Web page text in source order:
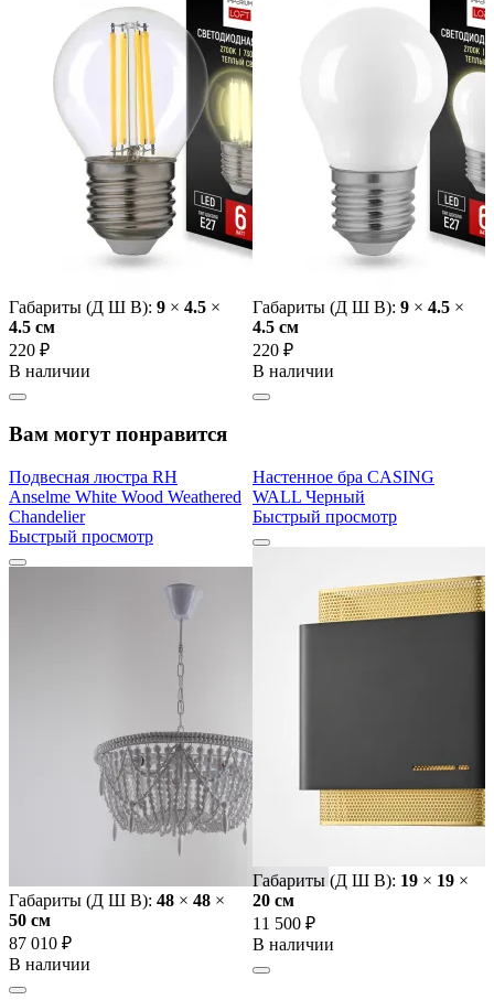
Габариты (Д Ш В): 9 × 4.5 ×
4.5 cм
220 ₽
В наличии
Габариты (Д Ш В): 9 × 4.5 ×
4.5 cм
220 ₽
В наличии
Вам могут понравится
Подвесная люстра RH
Anselme White Wood Weathered
Chandelier
Быстрый просмотр
Габариты (Д Ш В): 48 × 48 ×
50 cм
87 010 ₽
В наличии
Настенное бра CASING
WALL Черный
Быстрый просмотр
Габариты (Д Ш В): 19 × 19 ×
20 cм
11 500 ₽
В наличии